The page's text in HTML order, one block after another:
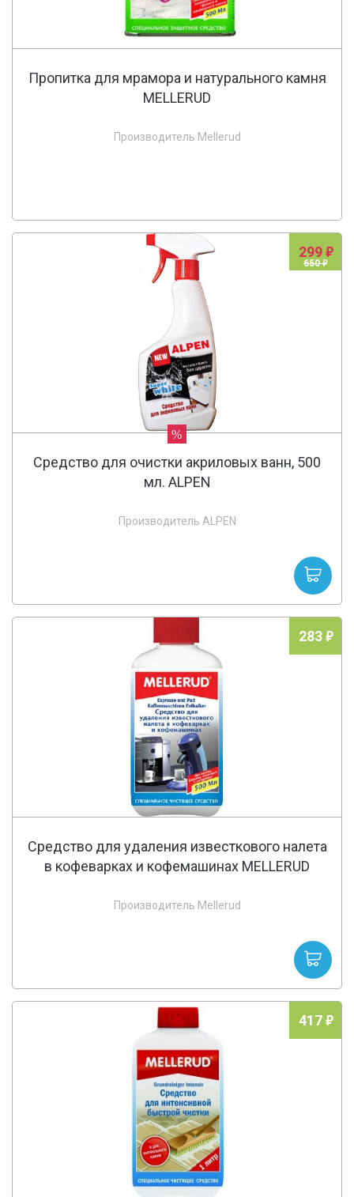
Пропитка для мрамора и натурального камня
MELLERUD
Производитель Mellerud
299
650
%
Средство для очистки акриловых ванн, 500
мл. ALPEN
Производитель ALPEN
283
Средство для удаления известкового налета
в кофеварках и кофемашинах MELLERUD
Производитель Mellerud
417